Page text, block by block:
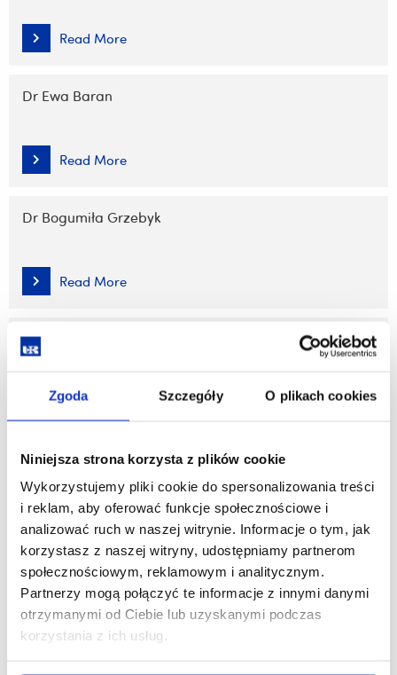
Zgoda Szczegóły O plikach cookies
Niniejsza strona korzysta z plików cookie
Wykorzystujemy pliki cookie do spersonalizowania treści
i reklam, aby oferować funkcje społecznościowe i
analizować ruch w naszej witrynie. Informacje o tym, jak
korzystasz z naszej witryny, udostępniamy partnerom
społecznościowym, reklamowym i analitycznym.
Partnerzy mogą połączyć te informacje z innymi danymi
otrzymanymi od Ciebie lub uzyskanymi podczas
korzystania z ich usług.
Read More
Dr Ewa Baran
Read More
Dr Bogumiła Grzebyk
Read More
Roman Kadyjewski
Read More
Dr Ewa Kubejko-Polańska
Read More
Dr Artur Ostromęcki
Read More